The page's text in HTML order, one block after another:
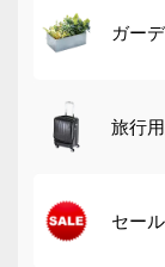
ガー
旅行
セール